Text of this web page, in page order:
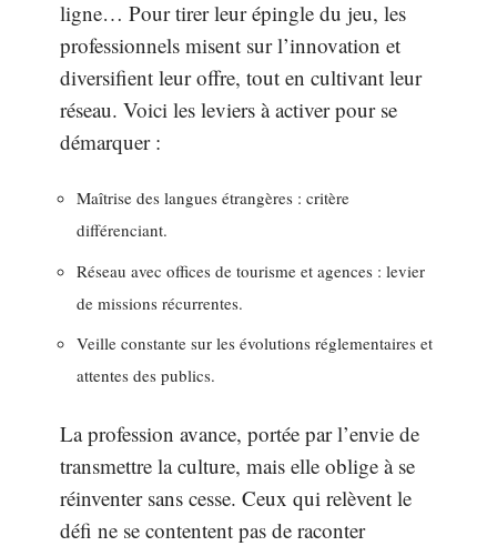
ligne… Pour tirer leur épingle du jeu, les
professionnels misent sur l’innovation et
diversifient leur offre, tout en cultivant leur
réseau. Voici les leviers à activer pour se
démarquer :
Maîtrise des langues étrangères : critère
différenciant.
Réseau avec offices de tourisme et agences : levier
de missions récurrentes.
Veille constante sur les évolutions réglementaires et
attentes des publics.
La profession avance, portée par l’envie de
transmettre la culture, mais elle oblige à se
réinventer sans cesse. Ceux qui relèvent le
défi ne se contentent pas de raconter